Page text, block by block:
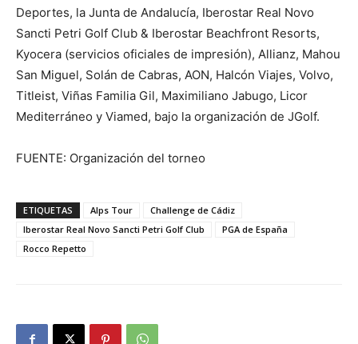
Deportes, la Junta de Andalucía, Iberostar Real Novo
Sancti Petri Golf Club & Iberostar Beachfront Resorts,
Kyocera (servicios oficiales de impresión), Allianz, Mahou
San Miguel, Solán de Cabras, AON, Halcón Viajes, Volvo,
Titleist, Viñas Familia Gil, Maximiliano Jabugo, Licor
Mediterráneo y Viamed, bajo la organización de JGolf.
FUENTE: Organización del torneo
ETIQUETAS Alps Tour
Challenge de Cádiz
Iberostar Real Novo Sancti Petri Golf Club
PGA de España
Rocco Repetto